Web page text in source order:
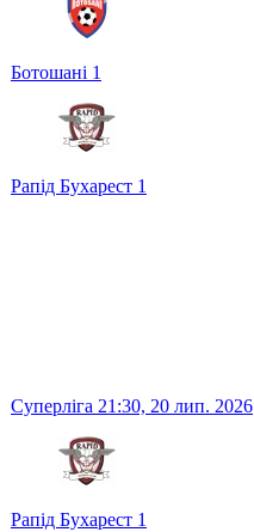
Ботошані 1
Рапід Бухарест 1
Суперліга 21:30, 20 лип. 2026
Рапід Бухарест 1